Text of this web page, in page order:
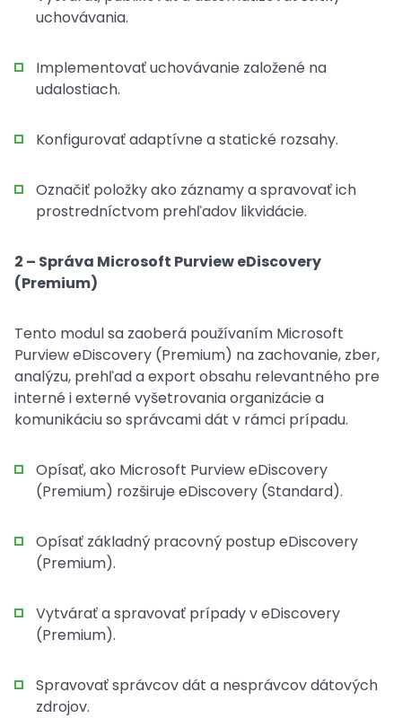
uchovávania.
Implementovať uchovávanie založené na
udalostiach.
Konfigurovať adaptívne a statické rozsahy.
Označiť položky ako záznamy a spravovať ich
prostredníctvom prehľadov likvidácie.
2 – Správa Microsoft Purview eDiscovery
(Premium)
Tento modul sa zaoberá používaním Microsoft
Purview eDiscovery (Premium) na zachovanie, zber,
analýzu, prehľad a export obsahu relevantného pre
interné i externé vyšetrovania organizácie a
komunikáciu so správcami dát v rámci prípadu.
Opísať, ako Microsoft Purview eDiscovery
(Premium) rozširuje eDiscovery (Standard).
Opísať základný pracovný postup eDiscovery
(Premium).
Vytvárať a spravovať prípady v eDiscovery
(Premium).
Spravovať správcov dát a nesprávcov dátových
zdrojov.